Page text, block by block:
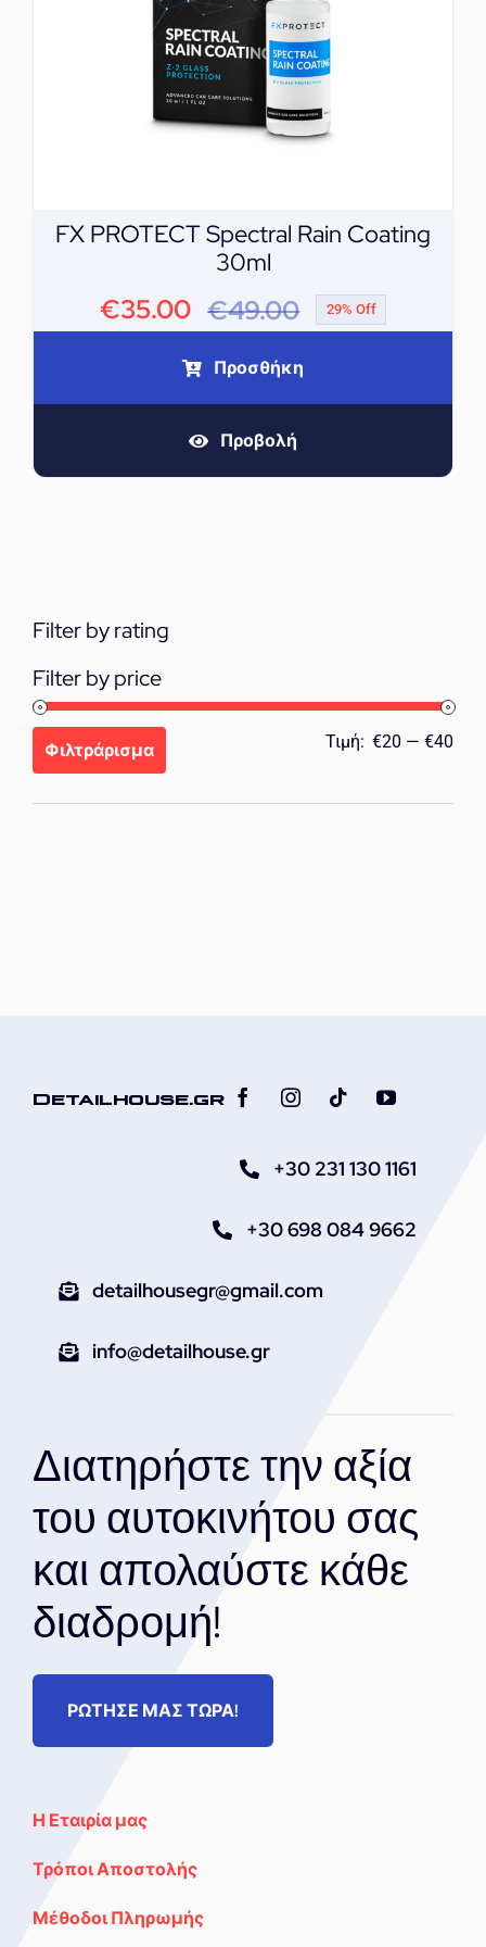
FX PROTECT Spectral Rain Coating
30ml
€49.00
Original
price
€35.00
Η
τρέχουσα
29% Off
Προσθήκη
Προβολή
Filter by rating
Filter by price
Φιλτράρισμα Τιμή: €20 — €40
Detailhouse.gr
+30 231 130 1161
+30 698 084 9662
detailhousegr@gmail.com
info@detailhouse.gr
Διατηρήστε την αξία
του αυτοκινήτου σας
και απολαύστε κάθε
διαδρομή!
ΡΩΤΗΣΕ ΜΑΣ ΤΩΡΑ!
Η Εταιρία μας
Τρόποι Αποστολής
Μέθοδοι Πληρωμής